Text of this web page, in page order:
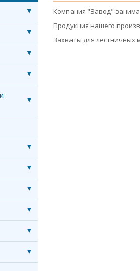
Компания "Завод"
Продукция нашего
Захваты для лестничных